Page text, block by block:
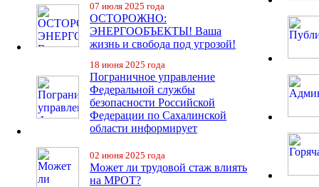
07 июля 2025 года
ОСТОРОЖНО:
ЭНЕРГООБЪЕКТЫ! Ваша
жизнь и свобода под угрозой!
18 июня 2025 года
Пограничное управление
Федеральной службы
безопасности Российской
Федерации по Сахалинской
области информирует
02 июня 2025 года
Может ли трудовой стаж влиять
на МРОТ?